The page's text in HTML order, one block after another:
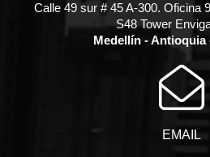
Calle 49 sur # 45 A-300. Oficina
S48 Tower
Medellín - Antioquia
EMAIL